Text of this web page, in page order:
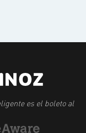
es el boleto al